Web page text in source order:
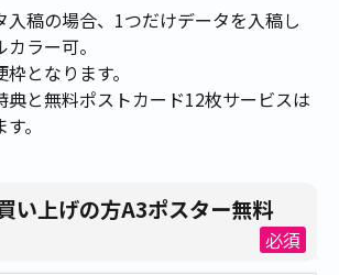
入稿の場合、1つだけデータを入稿し
ラー可。
となります。
と無料ポストカード12枚サービスは
。
い上げの方A3ポスター無料
必須